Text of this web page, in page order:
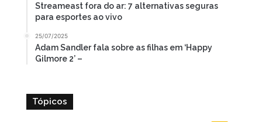
Streameast fora do ar: 7 alternativas seguras
para esportes ao vivo
25/07/2025
Adam Sandler fala sobre as filhas em ‘Happy
Gilmore 2’ –
Tópicos